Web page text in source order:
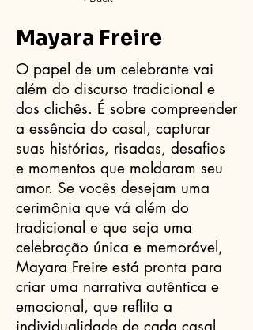
Mayara Freire
O papel de um celebrante vai
além do discurso tradicional e
dos clichês. É sobre compreender
a essência do casal, capturar
suas histórias, risadas, desafios
e momentos que moldaram seu
amor. Se vocês desejam uma
cerimônia que vá além do
tradicional e que seja uma
celebração única e memorável,
Mayara Freire está pronta para
criar uma narrativa autêntica e
emocional, que reflita a